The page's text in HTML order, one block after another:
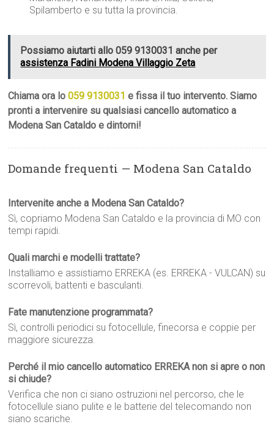
Spilamberto e su tutta la provincia.
Possiamo aiutarti allo 059 9130031 anche per
assistenza Fadini Modena Villaggio Zeta
Chiama ora lo059 9130031 e fissa il tuo intervento. Siamo
pronti a intervenire su qualsiasi cancello automatico a
Modena San Cataldo e dintorni!
Domande frequenti — Modena San Cataldo
Intervenite anche a Modena San Cataldo?
Sì, copriamo Modena San Cataldo e la provincia di MO con
tempi rapidi.
Quali marchi e modelli trattate?
Installiamo e assistiamo ERREKA (es. ERREKA - VULCAN) su
scorrevoli, battenti e basculanti.
Fate manutenzione programmata?
Sì, controlli periodici su fotocellule, finecorsa e coppie per
maggiore sicurezza.
Perché il mio cancello automatico ERREKA non si apre o non
si chiude?
Verifica che non ci siano ostruzioni nel percorso, che le
fotocellule siano pulite e le batterie del telecomando non
siano scariche.